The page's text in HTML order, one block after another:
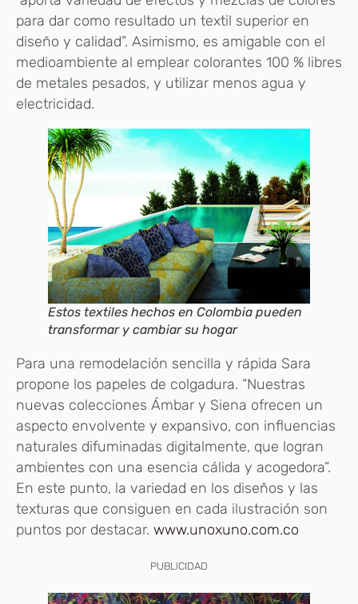
para dar como resultado un textil superior en
diseño y calidad”. Asimismo, es amigable con el
medioambiente al emplear colorantes 100 % libres
de metales pesados, y utilizar menos agua y
electricidad.
Estos textiles hechos en Colombia pueden
transformar y cambiar su hogar
Para una remodelación sencilla y rápida Sara
propone los papeles de colgadura. “Nuestras
nuevas colecciones Ámbar y Siena ofrecen un
aspecto envolvente y expansivo, con influencias
naturales difuminadas digitalmente, que logran
ambientes con una esencia cálida y acogedora”.
En este punto, la variedad en los diseños y las
texturas que consiguen en cada ilustración son
puntos por destacar. www.unoxuno.com.co
PUBLICIDAD